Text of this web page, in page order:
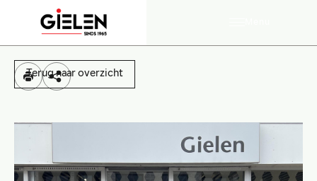
Terug naar overzicht